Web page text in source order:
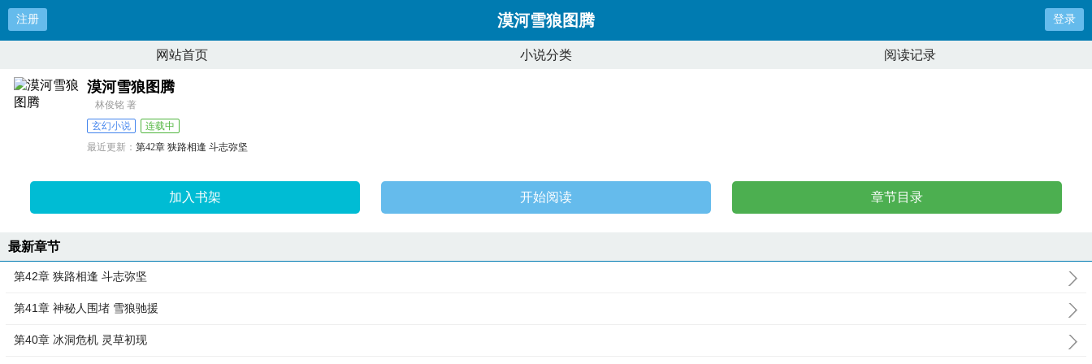
注册 漠河雪狼图腾 登录
网站首页 小说分类 阅读记录
漠河雪狼图腾
林俊铭 著
玄幻小说
连载中
最近更新： 第42章 狭路相逢 斗志弥坚
加入书架 开始阅读 章节目录
最新章节
第42章 狭路相逢 斗志弥坚
第41章 神秘人围堵 雪狼驰援
第40章 冰洞危机 灵草初现